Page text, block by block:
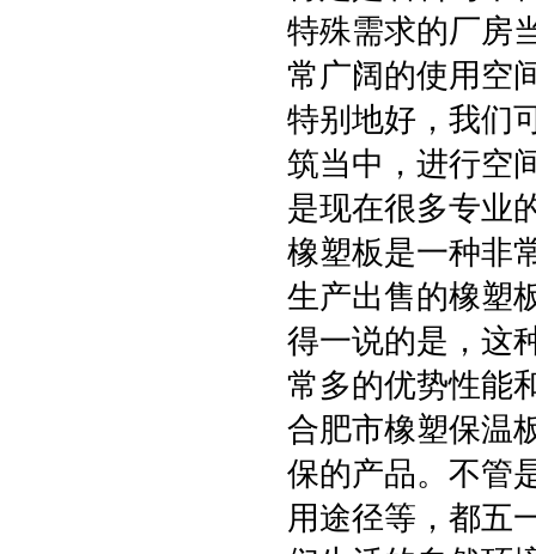
特殊需求的厂房
常广阔的使用空
特别地好，我们
筑当中，进行空
是现在很多专业
橡塑板是一种非
生产出售的橡塑
得一说的是，这
常多的优势性能
合肥市橡塑保温
保的产品。不管
用途径等，都五